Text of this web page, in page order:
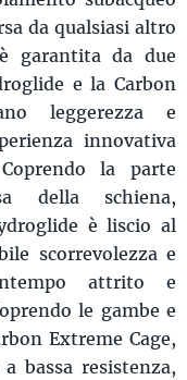
da qualsiasi altro
garantita da due
e la Carbon
leggerezza e
innovativa
la parte
della schiena,
è liscio al
scorrevolezza e
attrito e
le gambe e
Extreme Cage,
bassa resistenza,